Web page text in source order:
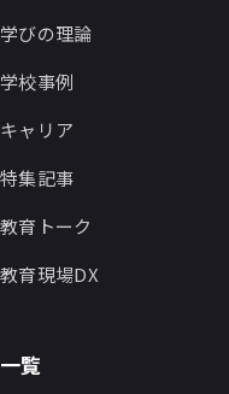
学びの理論
学校事例
キャリア
特集記事
教育トーク
教育現場DX
一覧